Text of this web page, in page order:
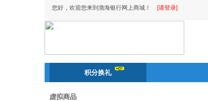
您好，欢迎您来到渤海银行网上商城！ [请登录]
积分换礼
虚拟商品